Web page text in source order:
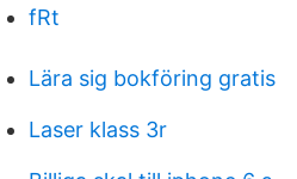
fRt
Lära sig bokföring gratis
Laser klass 3r